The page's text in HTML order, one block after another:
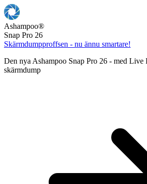
Ashampoo®
Snap Pro 26
Skärmdumpproffsen - nu ännu smartare!
Den nya Ashampoo Snap Pro 26 - med
skärmdump